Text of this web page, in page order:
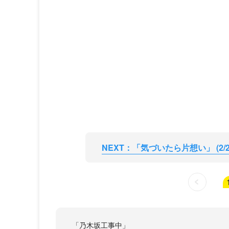
NEXT：「気づいたら片想い」 (2/
1
「乃木坂工事中」